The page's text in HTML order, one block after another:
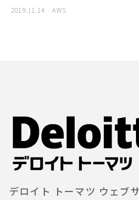
2019.11.14 AWS
デロイト トーマツ ウェブ